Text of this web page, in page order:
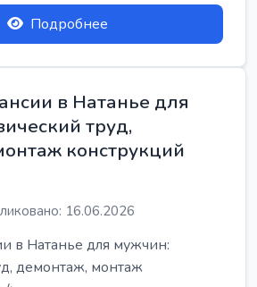
Подробнее
в Натанье для
труд,
конструкций
16.06.2026
в Натанье для мужчин:
демонтаж, монтаж